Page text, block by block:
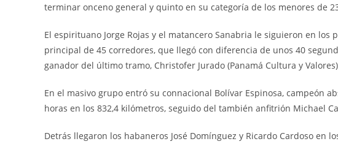
terminar onceno general y quinto en su categoría de los menores de
El espirituano Jorge Rojas y el matancero Sanabria le siguieron en los
principal de 45 corredores, que llegó con diferencia de unos 40
ganador del último tramo, Christofer Jurado (Panamá Cultura y
En el masivo grupo entró su connacional Bolívar Espinosa, campeón
horas en los 832,4 kilómetros, seguido del también anfitrión Michael
Detrás llegaron los habaneros José Domínguez y Ricardo Cardoso en